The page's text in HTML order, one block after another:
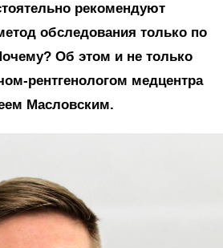
рекомендуют
обследования только по
Об этом и не только
рентгенологом медцентра
Масловским.